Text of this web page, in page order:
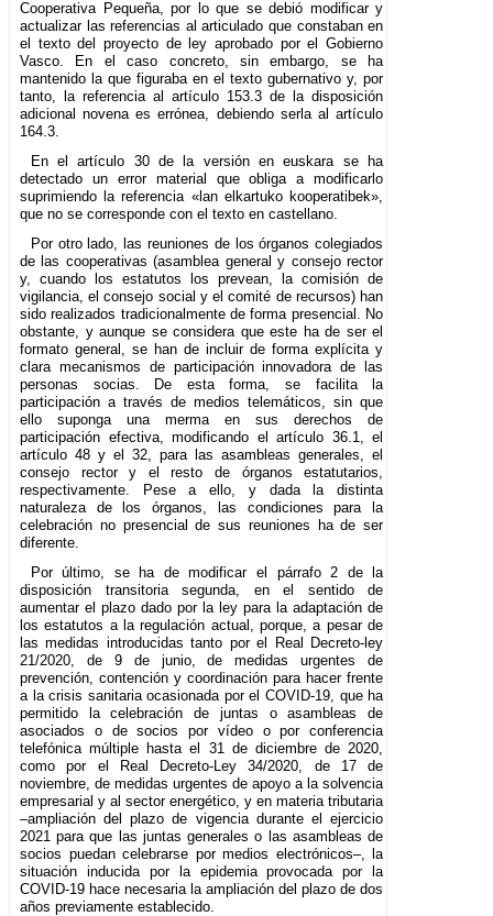
Cooperativa Pequeña, por lo que se debió modificar y
actualizar las referencias al articulado que constaban en
el texto del proyecto de ley aprobado por el Gobierno
Vasco. En el caso concreto, sin embargo, se ha
mantenido la que figuraba en el texto gubernativo y, por
tanto, la referencia al artículo 153.3 de la disposición
adicional novena es errónea, debiendo serla al artículo
164.3.
En el artículo 30 de la versión en euskara se ha
detectado un error material que obliga a modificarlo
suprimiendo la referencia «lan elkartuko kooperatibek»,
que no se corresponde con el texto en castellano.
Por otro lado, las reuniones de los órganos colegiados
de las cooperativas (asamblea general y consejo rector
y, cuando los estatutos los prevean, la comisión de
vigilancia, el consejo social y el comité de recursos) han
sido realizados tradicionalmente de forma presencial. No
obstante, y aunque se considera que este ha de ser el
formato general, se han de incluir de forma explícita y
clara mecanismos de participación innovadora de las
personas socias. De esta forma, se facilita la
participación a través de medios telemáticos, sin que
ello suponga una merma en sus derechos de
participación efectiva, modificando el artículo 36.1, el
artículo 48 y el 32, para las asambleas generales, el
consejo rector y el resto de órganos estatutarios,
respectivamente. Pese a ello, y dada la distinta
naturaleza de los órganos, las condiciones para la
celebración no presencial de sus reuniones ha de ser
diferente.
Por último, se ha de modificar el párrafo 2 de la
disposición transitoria segunda, en el sentido de
aumentar el plazo dado por la ley para la adaptación de
los estatutos a la regulación actual, porque, a pesar de
las medidas introducidas tanto por el Real Decreto-ley
21/2020, de 9 de junio, de medidas urgentes de
prevención, contención y coordinación para hacer frente
a la crisis sanitaria ocasionada por el COVID-19, que ha
permitido la celebración de juntas o asambleas de
asociados o de socios por vídeo o por conferencia
telefónica múltiple hasta el 31 de diciembre de 2020,
como por el Real Decreto-Ley 34/2020, de 17 de
noviembre, de medidas urgentes de apoyo a la solvencia
empresarial y al sector energético, y en materia tributaria
–ampliación del plazo de vigencia durante el ejercicio
2021 para que las juntas generales o las asambleas de
socios puedan celebrarse por medios electrónicos–, la
situación inducida por la epidemia provocada por la
COVID-19 hace necesaria la ampliación del plazo de dos
años previamente establecido.